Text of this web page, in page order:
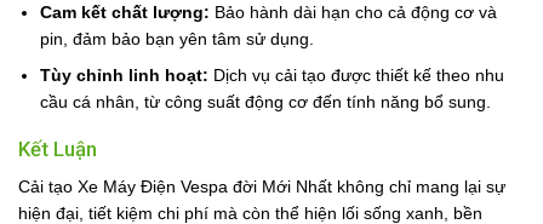
Cam kết chất lượng: Bảo hành dài hạn cho cả động cơ và
pin, đảm bảo bạn yên tâm sử dụng.
Tùy chỉnh linh hoạt: Dịch vụ cải tạo được thiết kế theo nhu
cầu cá nhân, từ công suất động cơ đến tính năng bổ sung.
Kết Luận
Cải tạo Xe Máy Điện Vespa đời Mới Nhất không chỉ mang lại sự
hiện đại, tiết kiệm chi phí mà còn thể hiện lối sống xanh, bền